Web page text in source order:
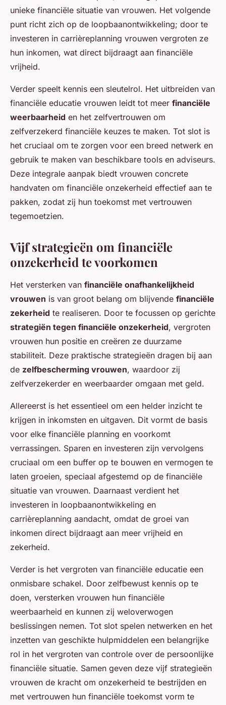
unieke financiële situatie van vrouwen. Het volgende
punt richt zich op de loopbaanontwikkeling; door te
investeren in carrièreplanning vrouwen vergroten ze
hun inkomen, wat direct bijdraagt aan financiële
vrijheid.
Verder speelt kennis een sleutelrol. Het uitbreiden van
financiële educatie vrouwen leidt tot meer financiële
weerbaarheid en het zelfvertrouwen om
zelfverzekerd financiële keuzes te maken. Tot slot is
het cruciaal om te zorgen voor een breed netwerk en
gebruik te maken van beschikbare tools en adviseurs.
Deze integrale aanpak biedt vrouwen concrete
handvaten om financiële onzekerheid effectief aan te
pakken, zodat zij hun toekomst met vertrouwen
tegemoetzien.
Vijf strategieën om financiële
onzekerheid te voorkomen
Het versterken van financiële onafhankelijkheid
vrouwen is van groot belang om blijvende financiële
zekerheid te realiseren. Door te focussen op gerichte
strategiën tegen financiële onzekerheid, vergroten
vrouwen hun positie en creëren ze duurzame
stabiliteit. Deze praktische strategieën dragen bij aan
de zelfbescherming vrouwen, waardoor zij
zelfverzekerder en weerbaarder omgaan met geld.
Allereerst is het essentieel om een helder inzicht te
krijgen in inkomsten en uitgaven. Dit vormt de basis
voor elke financiële planning en voorkomt
verrassingen. Sparen en investeren zijn vervolgens
cruciaal om een buffer op te bouwen en vermogen te
laten groeien, speciaal afgestemd op de financiële
situatie van vrouwen. Daarnaast verdient het
investeren in loopbaanontwikkeling en
carrièreplanning aandacht, omdat de groei van
inkomen direct bijdraagt aan meer vrijheid en
zekerheid.
Verder is het vergroten van financiële educatie een
onmisbare schakel. Door zelfbewust kennis op te
doen, versterken vrouwen hun financiële
weerbaarheid en kunnen zij weloverwogen
beslissingen nemen. Tot slot spelen netwerken en het
inzetten van geschikte hulpmiddelen een belangrijke
rol in het vergroten van controle over de persoonlijke
financiële situatie. Samen geven deze vijf strategieën
vrouwen de kracht om onzekerheid te bestrijden en
met vertrouwen hun financiële toekomst vorm te